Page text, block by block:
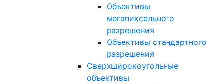
Объективы
мегапиксельного
разрешения
Объективы стандартного
разрешения
Сверхширокоугольные
объективы